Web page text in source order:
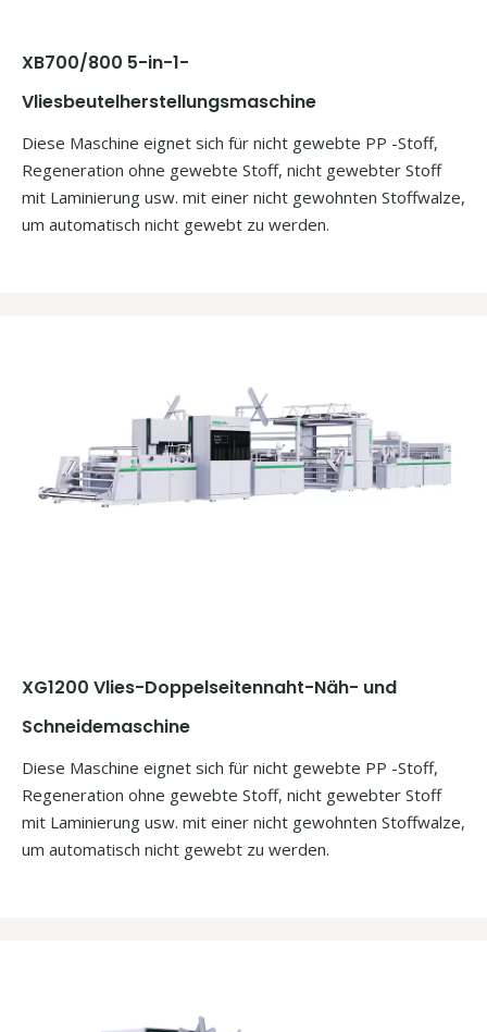
XB700/800 5-in-1-
Vliesbeutelherstellungsmaschine
Diese Maschine eignet sich für nicht gewebte PP -Stoff,
Regeneration ohne gewebte Stoff, nicht gewebter Stoff
mit Laminierung usw. mit einer nicht gewohnten Stoffwalze,
um automatisch nicht gewebt zu werden.
XG1200 Vlies-Doppelseitennaht-Näh- und
Schneidemaschine
Diese Maschine eignet sich für nicht gewebte PP -Stoff,
Regeneration ohne gewebte Stoff, nicht gewebter Stoff
mit Laminierung usw. mit einer nicht gewohnten Stoffwalze,
um automatisch nicht gewebt zu werden.